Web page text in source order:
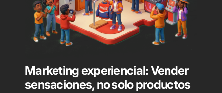
Marketing experiencial: Vender
sensaciones, no solo productos